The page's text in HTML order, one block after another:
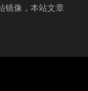
镜像，本站文章